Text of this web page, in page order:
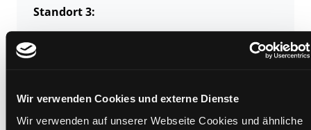
Wir verwenden Cookies und externe Dienste
Wir verwenden auf unserer Webseite Cookies und ähnliche
Standort 3:
Signatur:TV.DD VER
Standort 2: Ausleihe